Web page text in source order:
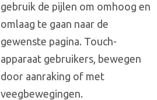
gebruik de pijlen om omhoog en
omlaag te gaan naar de
gewenste pagina. Touch-
apparaat gebruikers, bewegen
door aanraking of met
veegbewegingen.